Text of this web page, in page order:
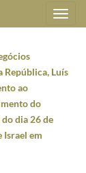
Toggle
navigation
República, Luís
ao
do
dia 26 de
Israel em